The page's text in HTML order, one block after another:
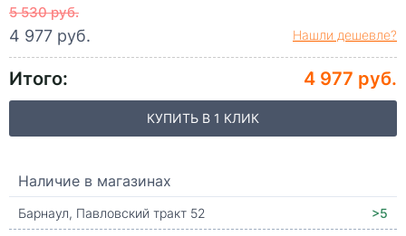
5 530 руб.
4 977 руб. Нашли дешевле?
Итого: 4 977 руб.
КУПИТЬ В 1 КЛИК
Наличие в магазинах
Барнаул, Павловский тракт 52
>5